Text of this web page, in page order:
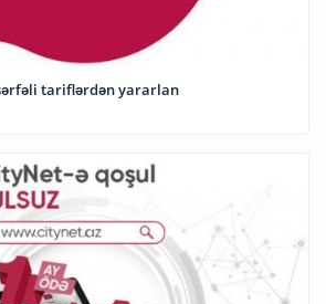
tariflərdən yararlan